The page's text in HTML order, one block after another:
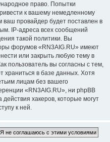
право. Попытки
к вашему немедленному
провайдер будет поставлен в
IP-адреса всех сообщений
такой политики. Вы
форумов «RN3AIG.RU» имеют
или закрыть любую тему в
пользователь вы согласны с тем,
храниться в базе данных. Хотя
лицам без вашего
«RN3AIG.RU», ни phpBB
хакеров, которые могут
к ней.